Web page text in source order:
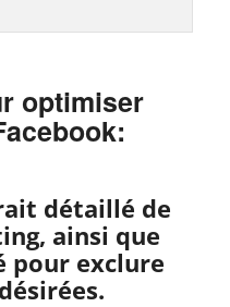
optimiser
détaillé de
ainsi que
pour exclure